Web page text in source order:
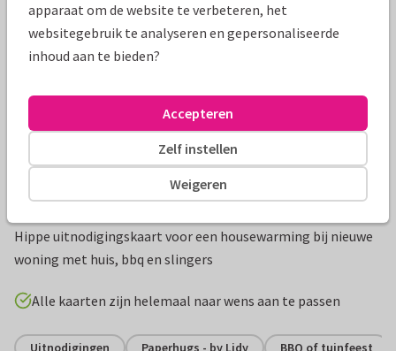
Productinformatie
Hippe uitnodigingskaart voor een housewarming bij nieuwe
woning met huis, bbq en slingers
Alle kaarten zijn helemaal naar wens aan te passen
Uitnodigingen Paperhugs - by Lidy BBQ of tuinfeest
apparaat om de website te verbeteren, het
websitegebruik te analyseren en gepersonaliseerde
inhoud aan te bieden?
Weigeren
Zelf instellen
Accepteren